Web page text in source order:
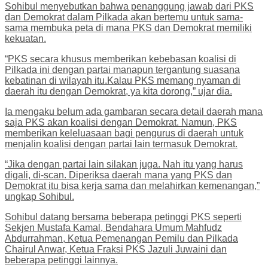
Sohibul menyebutkan bahwa penanggung jawab dari PKS
dan Demokrat dalam Pilkada akan bertemu untuk sama-
sama membuka peta di mana PKS dan Demokrat memiliki
kekuatan.
“PKS secara khusus memberikan kebebasan koalisi di
Pilkada ini dengan partai manapun tergantung suasana
kebatinan di wilayah itu.Kalau PKS memang nyaman di
daerah itu dengan Demokrat, ya kita dorong,” ujar dia.
Ia mengaku belum ada gambaran secara detail daerah mana
saja PKS akan koalisi dengan Demokrat. Namun, PKS
memberikan keleluasaan bagi pengurus di daerah untuk
menjalin koalisi dengan partai lain termasuk Demokrat.
“Jika dengan partai lain silakan juga. Nah itu yang harus
digali, di-scan. Diperiksa daerah mana yang PKS dan
Demokrat itu bisa kerja sama dan melahirkan kemenangan,”
ungkap Sohibul.
Sohibul datang bersama beberapa petinggi PKS seperti
Sekjen Mustafa Kamal, Bendahara Umum Mahfudz
Abdurrahman, Ketua Pemenangan Pemilu dan Pilkada
Chairul Anwar, Ketua Fraksi PKS Jazuli Juwaini dan
beberapa petinggi lainnya.